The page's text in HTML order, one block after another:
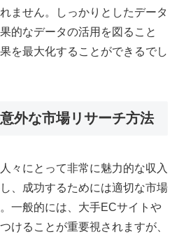
ません。しっかりとしたデータ
的なデータの活用を図ること
を最大化することができるでし
外な市場リサーチ方法
々にとって非常に魅力的な収入
、成功するためには適切な市場
一般的には、大手ECサイトや
けることが重要視されますが、